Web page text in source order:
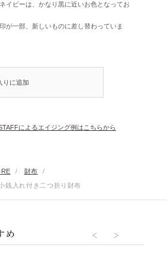
ビーは、かなり黒に近いお色となってお
一部、新しいものに差し替わっていま
りに追加
によるエイジング例はこちらから
/ 財布
/
銭入れ付き二つ折り財布